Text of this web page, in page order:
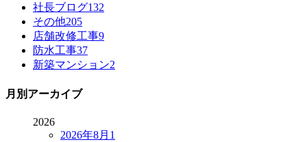
社長ブログ132
その他205
店舗改修工事9
防水工事37
新築マンション2
月別アーカイブ
2026
2026年8月 1